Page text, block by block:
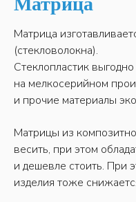
Матрица
(стекловолокна).
Стеклопластик
на мелкосерийном
и прочие материалы
Матрицы из
весить, при этом
и дешевле стоить. При
изделия тоже